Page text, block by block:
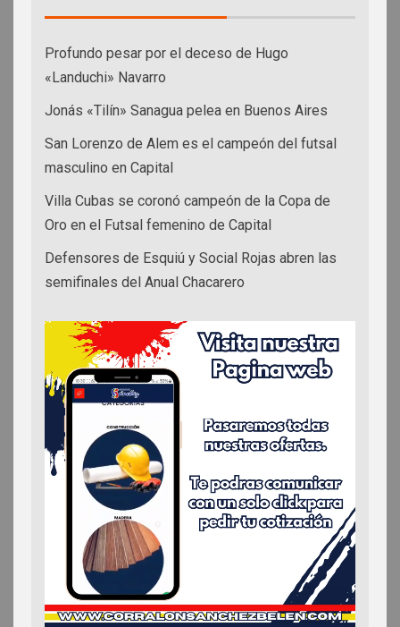
Profundo pesar por el deceso de Hugo
«Landuchi» Navarro
Jonás «Tilín» Sanagua pelea en Buenos Aires
San Lorenzo de Alem es el campeón del futsal
masculino en Capital
Villa Cubas se coronó campeón de la Copa de
Oro en el Futsal femenino de Capital
Defensores de Esquiú y Social Rojas abren las
semifinales del Anual Chacarero